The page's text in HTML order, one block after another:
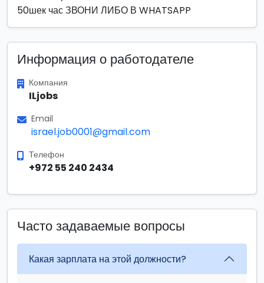
50шек час ЗВОНИ ЛИБО В WHATSAPP
Информация о работодателе
Компания
ILjobs
Email
israel.job0001@gmail.com
Телефон
+972 55 240 2434
Часто задаваемые вопросы
Какая зарплата на этой должности?